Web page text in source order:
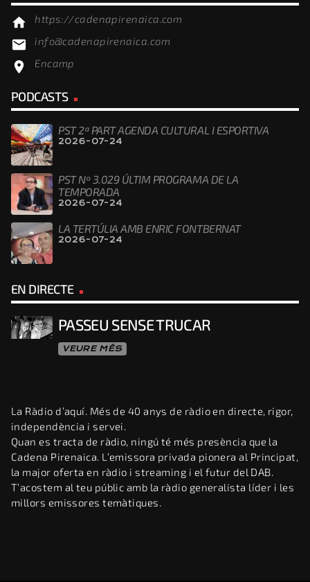
home https://cadenapirenaica.com
email info@cadenapirenaica.com
location_on Encamp
PODCASTS
PST 2ª PART AGENDA CULTURAL I ESPORTIVA
2026-07-24
PST Nº 3.029 ÚLTIM PROGRAMA DE LA
TEMPORADA
2026-07-24
LA TERTÚLIA AMB ENRIC FONTBERNAT
2026-07-24
EN DIRECTE
PASSEU SENSE TRUCAR
VEURE MÉS
La Ràdio d’aquí. Més de 40 anys de ràdio en directe, rigor,
independència i servei.
Quan es tracta de ràdio, ningú té més presència que la
Cadena Pirenaica. L’emissora privada pionera al Principat,
la major oferta en ràdio i streaming i el futur del DAB.
T’acostem al teu públic amb la ràdio generalista líder i les
millors emissores temàtiques.